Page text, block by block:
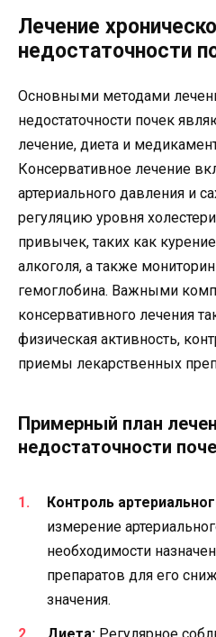
Лечение
недостаточности
Основными методами
недостаточности почек
лечение, диета и
Консервативное лечение
артериального давления и
регуляцию уровня
привычек, таких как
алкоголя, а также
гемоглобина. Важными
консервативного лечения
физическая активность,
приемы лекарственных
Примерный план
недостаточности
Контроль
измерение
необходимости
препаратов для его
значения.